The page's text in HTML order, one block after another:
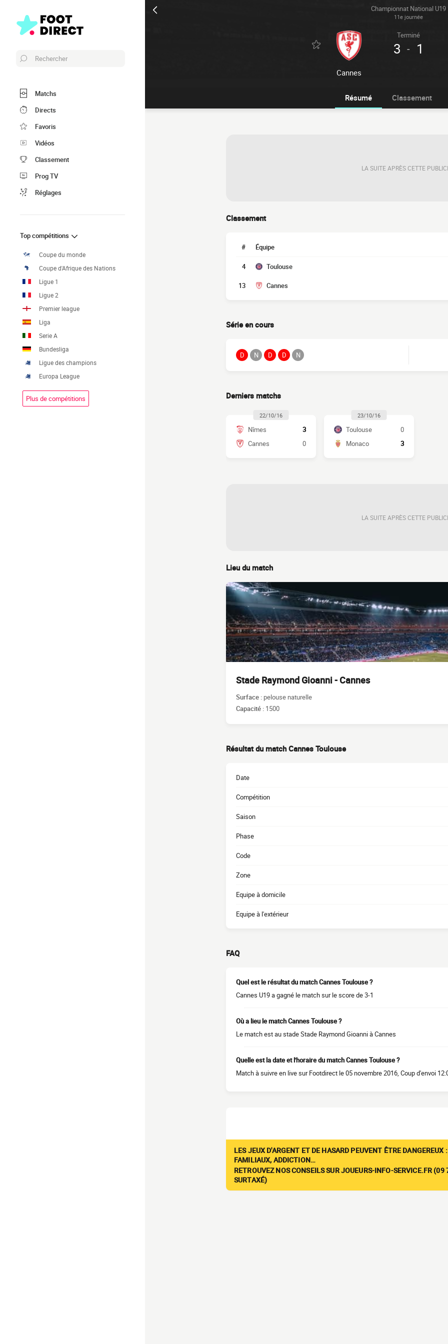
Championnat National U19
11e journée
Cannes
Terminé
3 - 1
Rechercher
Matchs
Directs
Favoris
Vidéos
Classement
Prog TV
Réglages
Top compétitions
Coupe du monde
Coupe d'Afrique des Nations
Ligue 1
Ligue 2
Premier league
Liga
Serie A
Bundesliga
Ligue des champions
Europa League
Plus de compétitions
Résumé Classement
LA SUITE APRÈS CETTE
Classement
# Équipe
4 Toulouse
13 Cannes
Série en cours
D N D D N
Derniers matchs
22/10/16
Nîmes
3
Cannes
0
23/10/16
Toulouse
0
Monaco
3
LA SUITE APRÈS CETTE
Lieu du match
Stade Raymond Gioanni - Cannes
Surface : pelouse naturelle
Capacité : 1500
Résultat du match Cannes Toulouse
Date
Compétition
Saison
Phase
Code
Zone
Equipe à domicile
Equipe à l'extérieur
FAQ
Quel est le résultat du match Cannes Toulouse ?
Cannes U19 a gagné le match sur le score de 3-1
Où a lieu le match Cannes Toulouse ?
Le match est au stade Stade Raymond Gioanni à Cannes
Quelle est la date et l'horaire du match Cannes Toulouse ?
Match à suivre en live sur Footdirect le 05 novembre 2016, Coup d'envoi
LES JEUX D'ARGENT ET DE HASARD PEUVENT ÊTRE DANGEREUX
FAMILIAUX, ADDICTION…
RETROUVEZ NOS CONSEILS SUR JOUEURS-INFO-SERVICE.FR
SURTAXÉ)